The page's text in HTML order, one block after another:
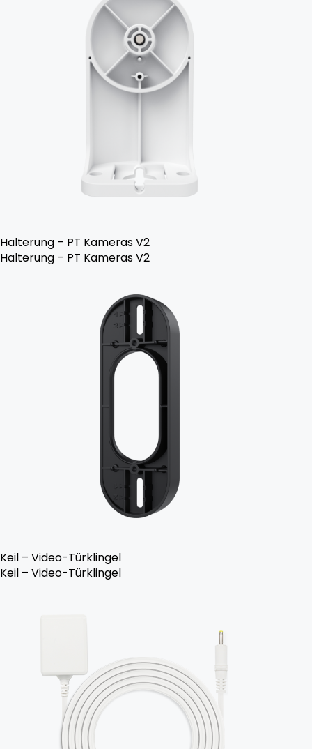
Halterung – PT Kameras V2
Halterung – PT Kameras V2
Keil – Video-Türklingel
Keil – Video-Türklingel